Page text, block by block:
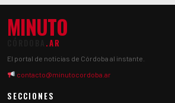
MINUTO
.AR
El portal de noticias de Córdoba al instante.
contacto@minutocordoba.ar
SECCIONES